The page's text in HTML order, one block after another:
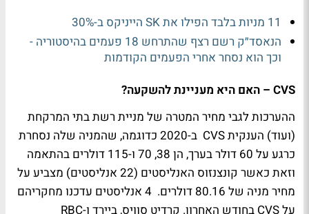
11 מניות בלבד הפילו את SK הייניקס ב-30%
הנאסד״ק רשם רצף שהתרחש 18 פעמים בהיסטוריה -
וכך הוא נסחר אחרי הפעמים הקודמות
CVS – האם היא מעניינת להשקעה?
ההערכות לגבי מחיר המטרה של מניית רשת בתי המרקחת
(ועוד) הענקית CVS ב-2020 כדוגמה, שהמניה שלה נסחרת
כרגע על 60 דולר בערך, הן 38, 70 ו-115 דולרים בהתאמה
וזאת כאשר קונצנזוס האנליסטים (22 אנליסטים) מצביע על
מחיר מניה של 80.16 דולרים. 4 אנליסטים עדכנו מחקריהם